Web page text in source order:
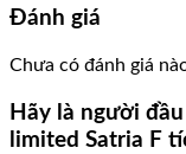
Đánh giá
Chưa có đánh giá
Hãy là người
limited Satria F